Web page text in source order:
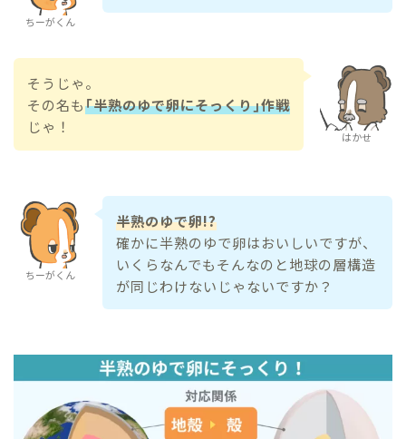
ちーがくん
はかせ
そうじゃ。
その名も｢半熟のゆで卵にそっくり｣作戦
じゃ！
ちーがくん
半熟のゆで卵!?
確かに半熟のゆで卵はおいしいですが、
いくらなんでもそんなのと地球の層構造
が同じわけないじゃないですか？